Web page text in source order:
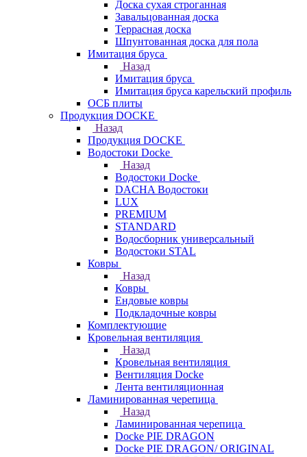
Доска сухая строганная
Завальцованная доска
Террасная доска
Шпунтованная доска для пола
Имитация бруса
Назад
Имитация бруса
Имитация бруса карельский профиль
ОСБ плиты
Продукция DOCKE
Назад
Продукция DOCKE
Водостоки Docke
Назад
Водостоки Docke
DACHA Водостоки
LUX
PREMIUM
STANDARD
Водосборник универсальный
Водостоки STAL
Ковры
Назад
Ковры
Ендовые ковры
Подкладочные ковры
Комплектующие
Кровельная вентиляция
Назад
Кровельная вентиляция
Вентиляция Docke
Лента вентиляционная
Ламинированная черепица
Назад
Ламинированная черепица
Docke PIE DRAGON
Docke PIE DRAGON/ ORIGINAL